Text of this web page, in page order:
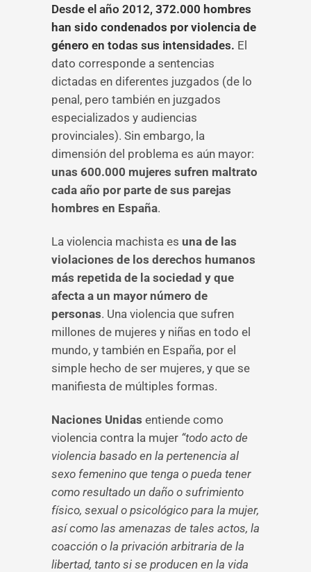
Desde el año 2012, 372.000 hombres
han sido condenados por violencia de
género en todas sus intensidades. El
dato corresponde a sentencias
dictadas en diferentes juzgados (de lo
penal, pero también en juzgados
especializados y audiencias
provinciales). Sin embargo, la
dimensión del problema es aún mayor:
unas 600.000 mujeres sufren maltrato
cada año por parte de sus parejas
hombres en España.
La violencia machista es una de las
violaciones de los derechos humanos
más repetida de la sociedad y que
afecta a un mayor número de
personas. Una violencia que sufren
millones de mujeres y niñas en todo el
mundo, y también en España, por el
simple hecho de ser mujeres, y que se
manifiesta de múltiples formas.
Naciones Unidas entiende como
violencia contra la mujer “todo acto de
violencia basado en la pertenencia al
sexo femenino que tenga o pueda tener
como resultado un daño o sufrimiento
físico, sexual o psicológico para la mujer,
así como las amenazas de tales actos, la
coacción o la privación arbitraria de la
libertad, tanto si se producen en la vida